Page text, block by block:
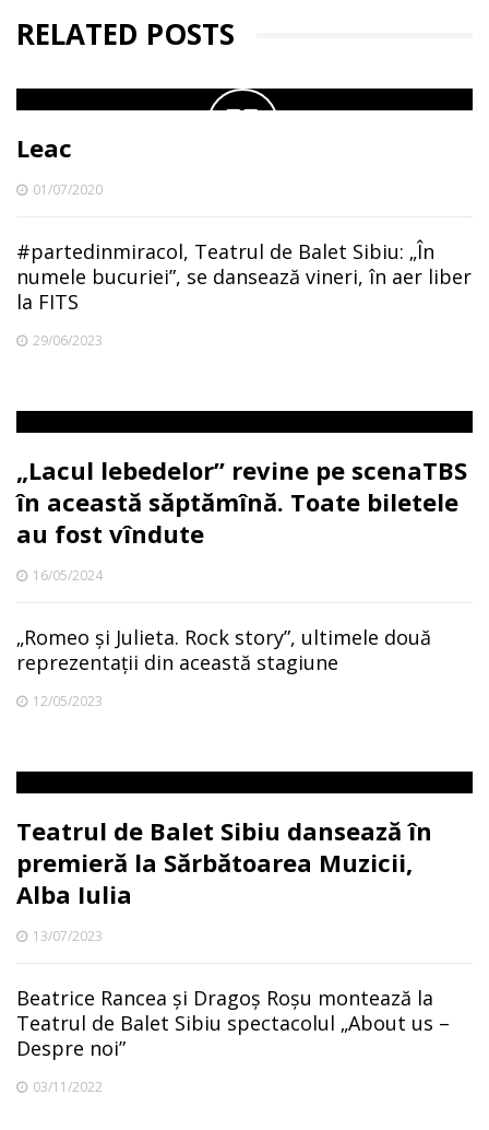
RELATED POSTS
Leac
01/07/2020
#partedinmiracol, Teatrul de Balet Sibiu: „În
numele bucuriei”, se dansează vineri, în aer liber
la FITS
29/06/2023
„Lacul lebedelor” revine pe scenaTBS
în această săptămînă. Toate biletele
au fost vîndute
16/05/2024
„Romeo și Julieta. Rock story”, ultimele două
reprezentații din această stagiune
12/05/2023
Teatrul de Balet Sibiu dansează în
premieră la Sărbătoarea Muzicii,
Alba Iulia
13/07/2023
Beatrice Rancea și Dragoș Roșu montează la
Teatrul de Balet Sibiu spectacolul „About us –
Despre noi”
03/11/2022